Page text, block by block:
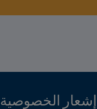
إشعار الخصوصية